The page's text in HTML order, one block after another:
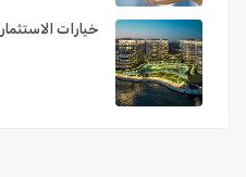
خيارات